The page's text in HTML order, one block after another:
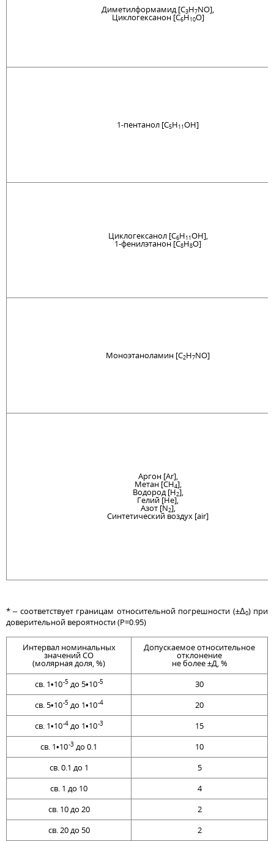
Диметилформамид [C3H7NO],
Циклогексанон [C6H10O]
1-пентанол [C5H11OH]
Циклогексанол [C6H11OH],
1-фенилэтанон [C8H8O]
Моноэтаноламин [C2H7NO]
Аргон [Ar],
Метан [CH4],
Водород [H2],
Гелий [He],
Азот [N2],
Синтетический воздух [air]
* – соответствует границам относительной погрешности (±Δ0) при
доверительной вероятности (P=0.95)
Интервал номинальных
значений СО
(молярная доля, %)
Допускаемое относительное
отклонение
не более ±Д, %
св. 1•10-5до 5•10-5
30
св. 5•10-5до 1•10-4
20
св. 1•10-4до 1•10-3
15
св. 1•10-3 до 0.1
10
св. 0.1 до 1
5
св. 1 до 10
4
св. 10 до 20
2
св. 20 до 50
2